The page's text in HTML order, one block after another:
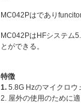
MC042Pはであり
MC042PはHFシステム
とができる。
特徴
1. 5.8G Hzのマイクロウ
2. 屋外の使用のために